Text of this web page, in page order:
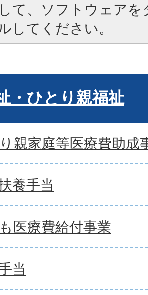
て、ソフトウェア
してください。
・ひとり親福祉
親家庭等医療費助成
養手当
医療費給付事業
当